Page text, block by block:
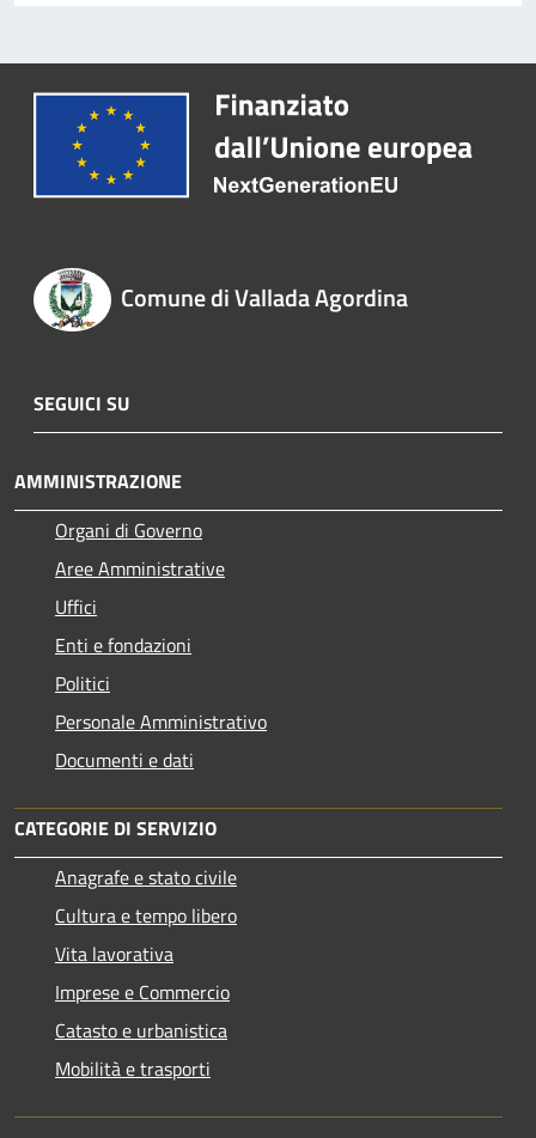
Comune di Vallada Agordina
SEGUICI SU
AMMINISTRAZIONE
Organi di Governo
Aree Amministrative
Uffici
Enti e fondazioni
Politici
Personale Amministrativo
Documenti e dati
CATEGORIE DI SERVIZIO
Anagrafe e stato civile
Cultura e tempo libero
Vita lavorativa
Imprese e Commercio
Catasto e urbanistica
Mobilità e trasporti